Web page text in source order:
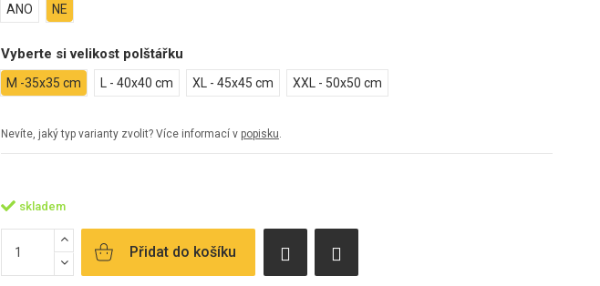
ANO NE
Vyberte si velikost polštářku
M -35x35 cm L - 40x40 cm XL - 45x45 cm XXL - 50x50 cm
Nevíte, jaký typ varianty zvolit? Více informací v popisku
skladem
Přidat do košíku